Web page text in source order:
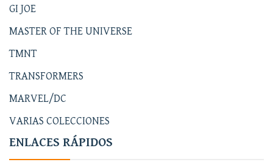
GI JOE
MASTER OF THE UNIVERSE
TMNT
TRANSFORMERS
MARVEL/DC
VARIAS COLECCIONES
ENLACES RÁPIDOS